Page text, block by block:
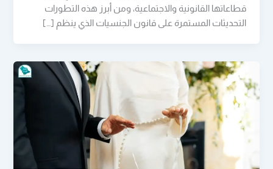
قطاعاتها القانونية والاجتماعية، ومن أبرز هذه التطورات
التحديثات المستمرة على قانون الجنسيات الذي ينظم […]